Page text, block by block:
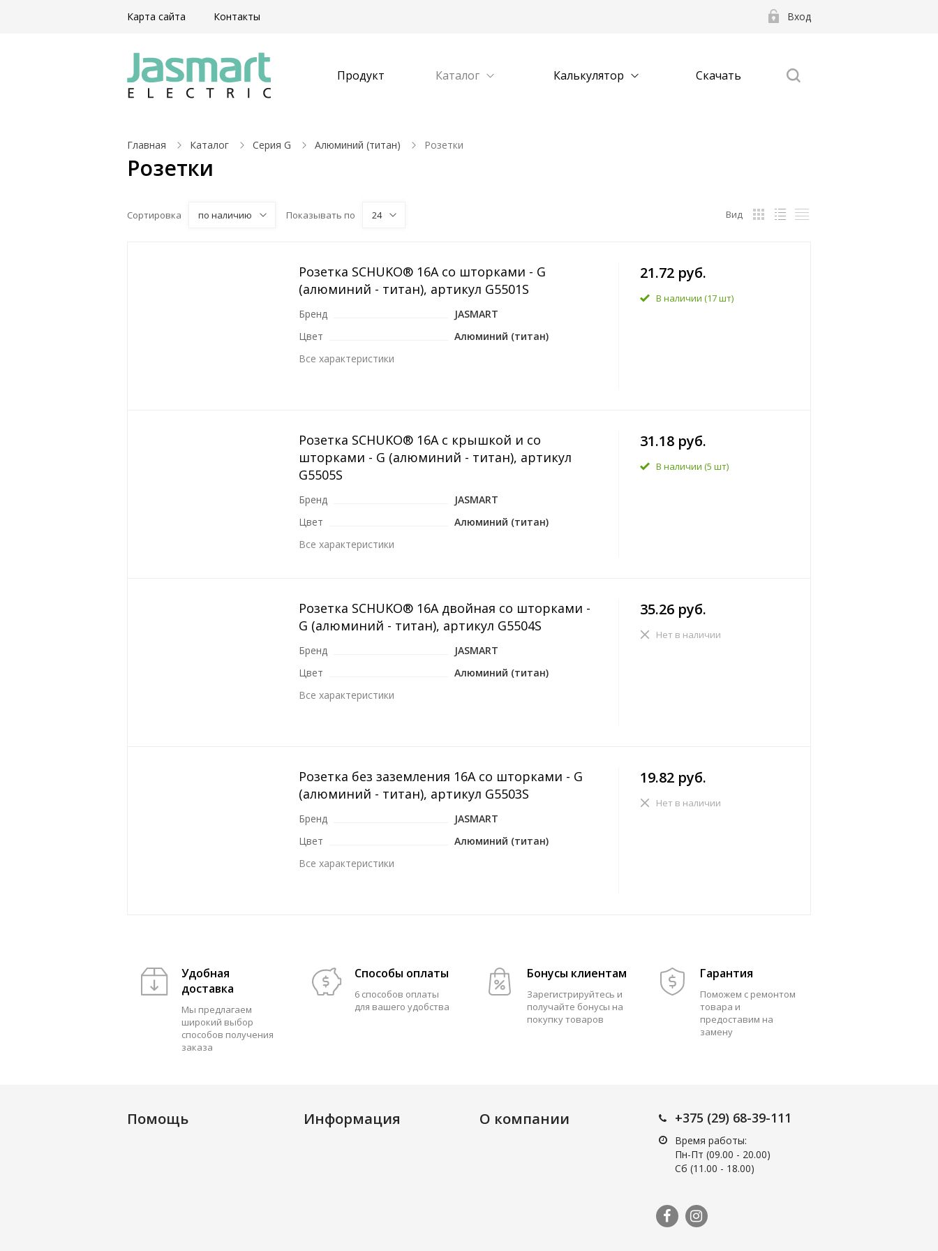
Карта сайта Контакты Вход
Продукт Каталог Калькулятор Скачать
Главная Каталог Серия G Алюминий (титан) Розетки
Розетки
Сортировка по наличию Показывать по 24 Вид
Розетка SCHUKO® 16A со шторками - G
(алюминий - титан), артикул G5501S
Бренд
JASMART
Цвет
Алюминий (титан)
Все характеристики
21.72 руб.
В наличии (17 шт)
Розетка SCHUKO® 16A с крышкой и со
шторками - G (алюминий - титан), артикул
G5505S
Бренд
JASMART
Цвет
Алюминий (титан)
Все характеристики
31.18 руб.
В наличии (5 шт)
Розетка SCHUKO® 16A двойная со шторками -
G (алюминий - титан), артикул G5504S
Бренд
JASMART
Цвет
Алюминий (титан)
Все характеристики
35.26 руб.
Нет в наличии
Розетка без заземления 16A со шторками - G
(алюминий - титан), артикул G5503S
Бренд
JASMART
Цвет
Алюминий (титан)
Все характеристики
19.82 руб.
Нет в наличии
Удобная
доставка
Мы предлагаем
широкий выбор
способов получения
заказа
Способы оплаты
6 способов оплаты
для вашего удобства
Бонусы клиентам
Зарегистрируйтесь и
получайте бонусы на
покупку товаров
Гарантия
Поможем с ремонтом
товара и
предоставим на
замену
Помощь Информация О компании +375 (29) 68-39-111
Время работы:
Пн-Пт (09.00 - 20.00)
Сб (11.00 - 18.00)